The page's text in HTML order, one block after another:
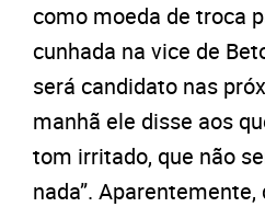
como moeda de troca
cunhada na vice de
será candidato nas
manhã ele disse aos
tom irritado, que não
nada”.